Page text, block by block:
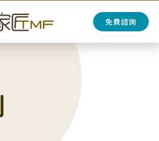
免費諮詢